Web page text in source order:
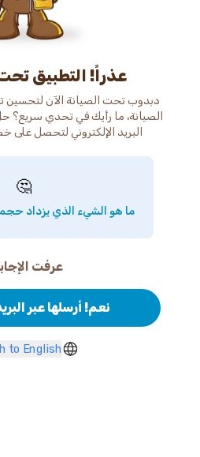
عذراً! التطبيق
دبدوب تحت الصيانة الآن لتحسين
الصيانة، ما رأيك في تحدي سريع؟
البريد الإلكتروني لتحصل
🤔
ما هو الشيء الذي يزداد
عرفت
نعم! أرسلها عبر
to English